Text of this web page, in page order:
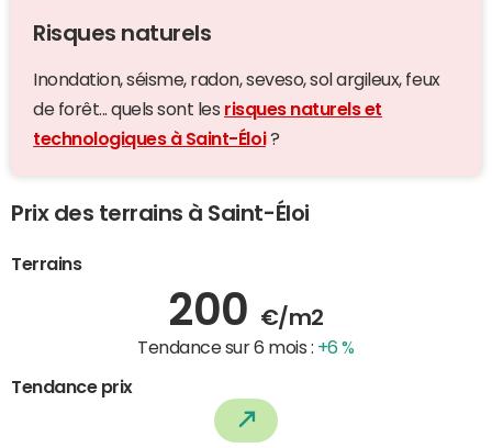
Risques naturels
Inondation, séisme, radon, seveso, sol argileux, feux
de forêt... quels sont les risques naturels et
technologiques à Saint-Éloi?
Prix des terrains à Saint-Éloi
Terrains
200 €/m2
Tendance sur 6 mois : +6 %
Tendance prix